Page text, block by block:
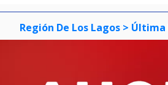
Región De Los Lagos > Última